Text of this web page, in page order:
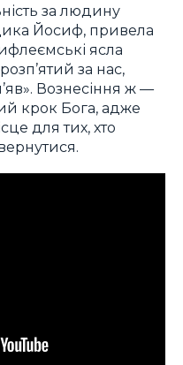
за людину
Йосиф, привела
ясла
за нас,
Вознесіння ж —
крок Бога, адже
для тих, хто